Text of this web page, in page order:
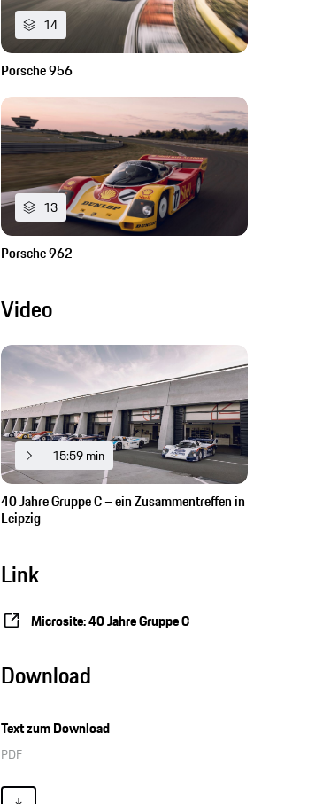
14
Porsche 956
13
Porsche 962
Video
15:59 min
40 Jahre Gruppe C – ein Zusammentreffen in
Leipzig
Link
Microsite: 40 Jahre Gruppe C
Download
Text zum Download
PDF